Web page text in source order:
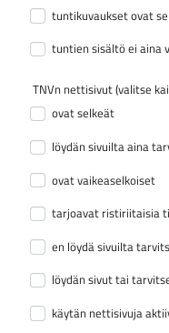
tuntikuvaukset ovat
tuntien sisältö ei aina
TNVn nettisivut (valitse
ovat selkeät
löydän sivuilta aina
ovat vaikeaselkoiset
tarjoavat ristiriitaisia
en löydä sivuilta
löydän sivut tai
käytän nettisivuja